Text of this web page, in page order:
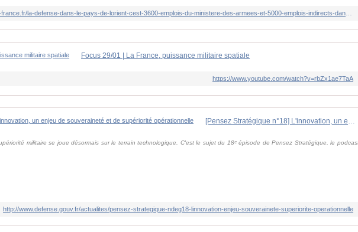
Focus 29/01 | La France, puissance militaire spatiale
https://www.youtube.com/watch?v=rbZx1ae7TaA
[Pensez Stratégique n°18] L'innovation, un enjeu de souveraineté et de supériorité opérationnelle
militaire se joue désormais sur le terrain technologique. C'est le sujet du 18ᵉ épisode de Pensez Stratégique, le
http://www.defense.gouv.fr/actualites/pensez-strategique-ndeg18-linnovation-enjeu-souverainete-superiorite-operationnelle